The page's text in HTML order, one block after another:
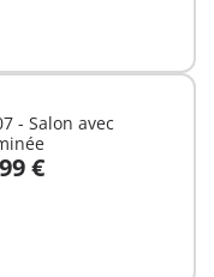
- Salon avec
€
panier